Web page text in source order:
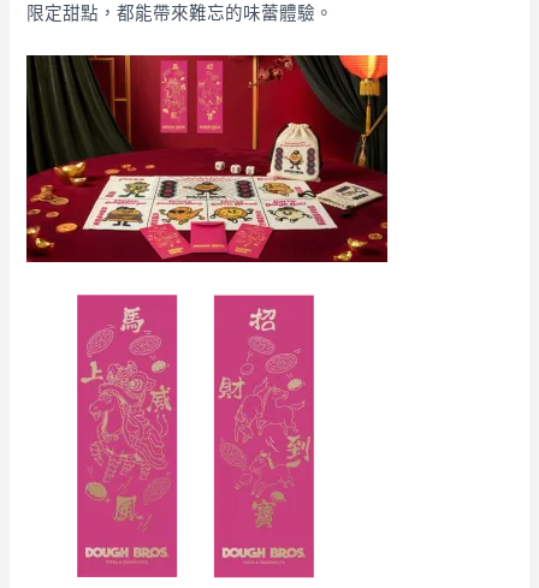
限定甜點，都能帶來難忘的味蕾體驗。​